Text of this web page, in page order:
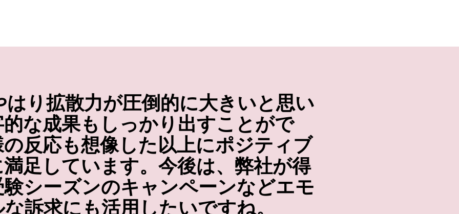
り拡散力が圧倒的に大きいと思い
な成果もしっかり出すことがで
反応も想像した以上にポジティブ
足しています。今後は、弊社が得
シーズンのキャンペーンなどエモ
訴求にも活用したいですね。